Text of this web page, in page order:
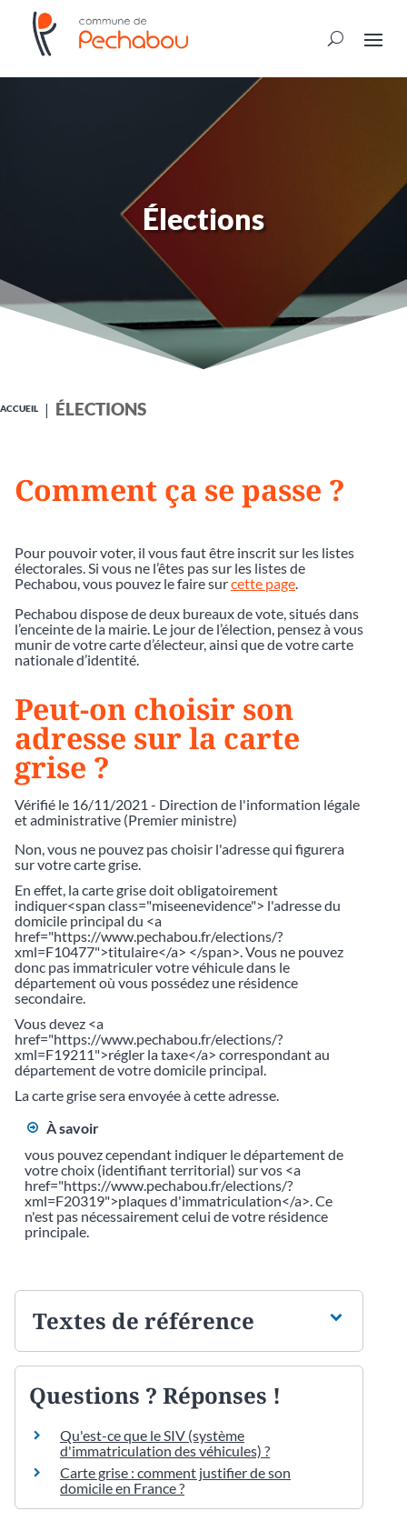
Élections
ACCUEIL ÉLECTIONS
Comment ça se passe ?
Pour pouvoir voter, il vous faut être inscrit sur les listes
électorales. Si vous ne l’êtes pas sur les listes de
Pechabou, vous pouvez le faire surcette page
Pechabou dispose de deux bureaux de vote, situés dans
l’enceinte de la mairie. Le jour de l’élection, pensez à vous
munir de votre carte d’électeur, ainsi que de votre carte
nationale d’identité.
Peut-on choisir son
adresse sur la carte
grise ?
Vérifié le 16/11/2021 - Direction de l'information légale
et administrative (Premier ministre)
Non, vous ne pouvez pas choisir l'adresse qui figurera
sur votre carte grise.
En effet, la carte grise doit obligatoirement
indiquer<span class="miseenevidence"> l'adresse du
domicile principal du <a
href="https://www.pechabou.fr/elections/?
xml=F10477">titulaire</a> </span>. Vous ne pouvez
donc pas immatriculer votre véhicule dans le
département où vous possédez une résidence
secondaire.
Vous devez <a
href="https://www.pechabou.fr/elections/?
xml=F19211">régler la taxe</a> correspondant au
département de votre domicile principal.
La carte grise sera envoyée à cette adresse.
À savoir
vous pouvez cependant indiquer le département de
votre choix (identifiant territorial) sur vos <a
href="https://www.pechabou.fr/elections/?
xml=F20319">plaques d'immatriculation</a>. Ce
n'est pas nécessairement celui de votre résidence
principale.
Textes de référence
Questions ? Réponses !
Qu'est-ce que le SIV (système
d'immatriculation des véhicules) ?
Carte grise : comment justifier de son
domicile en France ?